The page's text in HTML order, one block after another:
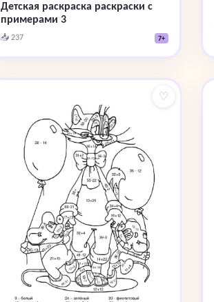
Детская раскраска раскраски с
примерами 3
📥 237 7+
♡